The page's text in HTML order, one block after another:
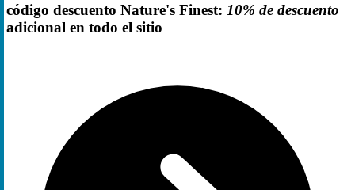
código descuento Nature's Finest: 10% de descuento
adicional en todo el sitio